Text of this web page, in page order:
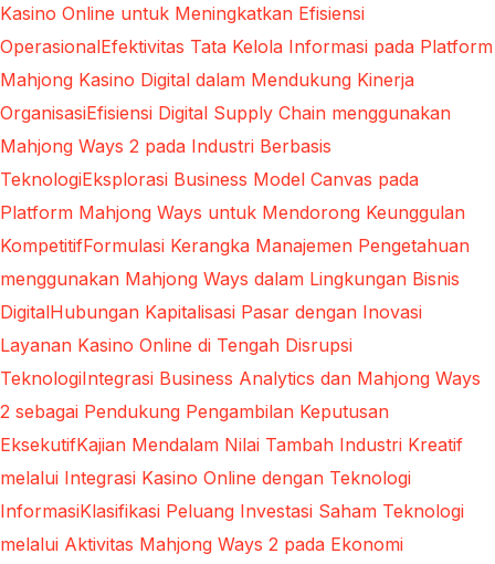
Kasino Online untuk Meningkatkan Efisiensi
OperasionalEfektivitas Tata Kelola Informasi pada Platform
Mahjong Kasino Digital dalam Mendukung Kinerja
OrganisasiEfisiensi Digital Supply Chain menggunakan
Mahjong Ways 2 pada Industri Berbasis
TeknologiEksplorasi Business Model Canvas pada
Platform Mahjong Ways untuk Mendorong Keunggulan
KompetitifFormulasi Kerangka Manajemen Pengetahuan
menggunakan Mahjong Ways dalam Lingkungan Bisnis
DigitalHubungan Kapitalisasi Pasar dengan Inovasi
Layanan Kasino Online di Tengah Disrupsi
TeknologiIntegrasi Business Analytics dan Mahjong Ways
2 sebagai Pendukung Pengambilan Keputusan
EksekutifKajian Mendalam Nilai Tambah Industri Kreatif
melalui Integrasi Kasino Online dengan Teknologi
InformasiKlasifikasi Peluang Investasi Saham Teknologi
melalui Aktivitas Mahjong Ways 2 pada Ekonomi